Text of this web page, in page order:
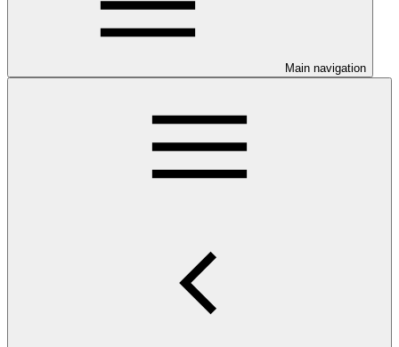
Main navigation